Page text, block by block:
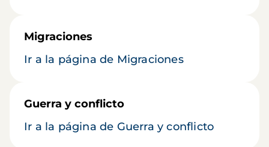
Migraciones
Ir a la página de Migraciones
Guerra y conflicto
Ir a la página de Guerra y conflicto